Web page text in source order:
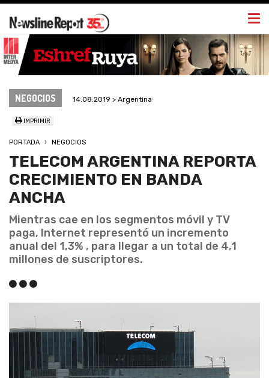
NEGOCIOS 14.08.2019 > Argentina
IMPRIMIR
PORTADA NEGOCIOS
TELECOM ARGENTINA REPORTA
CRECIMIENTO EN BANDA
ANCHA
Mientras cae en los segmentos móvil y TV
paga, Internet representó un incremento
anual del 1,3% , para llegar a un total de 4,1
millones de suscriptores.